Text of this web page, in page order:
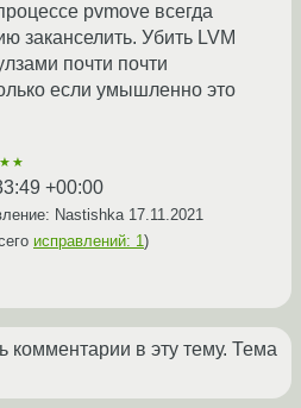
pvmove всегда
заканселить. Убить LVM
почти почти
если умышленно это
+00:00
Nastishka 17.11.2021
исправлений: 1)
комментарии в эту тему. Тема